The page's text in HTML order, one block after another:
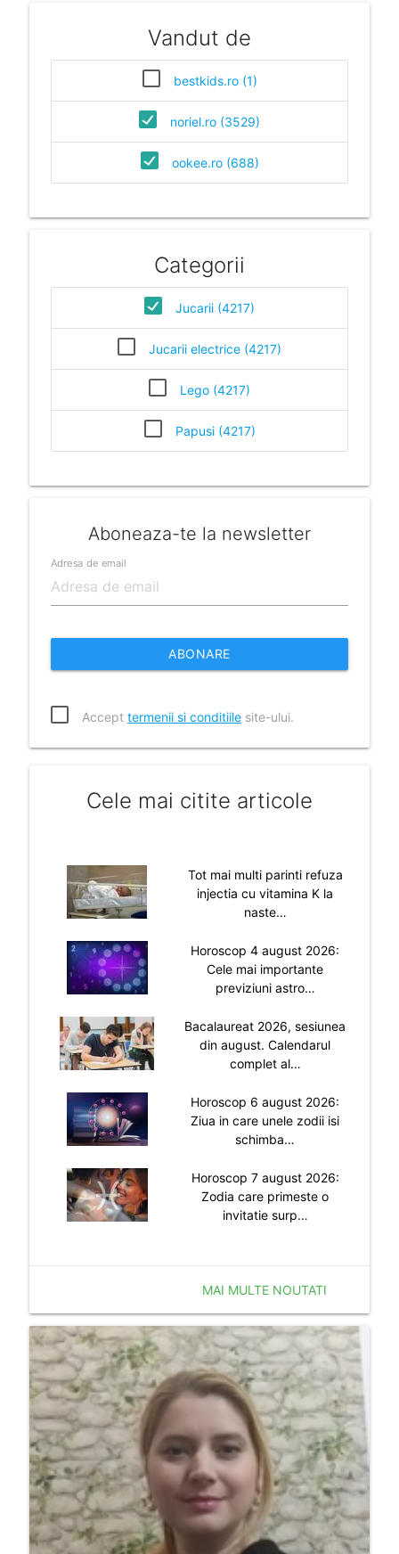
Vandut de
bestkids.ro (1)
noriel.ro (3529)
ookee.ro (688)
Categorii
Jucarii (4217)
Jucarii electrice (4217)
Lego (4217)
Papusi (4217)
Aboneaza-te la newsletter
Adresa de email
ABONARE
Accept termenii si conditiilesite-ului.
Cele mai citite articole
Tot mai multi parinti refuza
injectia cu vitamina K la
naste…
Horoscop 4 august 2026:
Cele mai importante
previziuni astro…
Bacalaureat 2026, sesiunea
din august. Calendarul
complet al…
Horoscop 6 august 2026:
Ziua in care unele zodii isi
schimba…
Horoscop 7 august 2026:
Zodia care primeste o
invitatie surp…
MAI MULTE NOUTATI